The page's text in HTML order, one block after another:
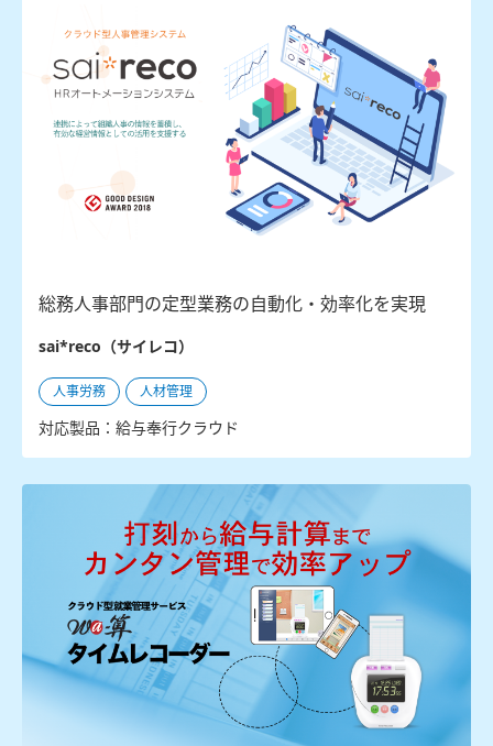
総務人事部門の定型業務の自動化・効率化を実現
sai*reco（サイレコ）
人事労務 人材管理
対応製品：給与奉行クラウド